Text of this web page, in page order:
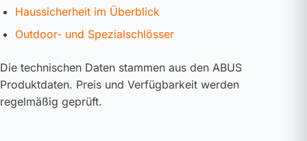
Haussicherheit im Überblick
Outdoor- und Spezialschlösser
Die technischen Daten stammen aus den ABUS
Produktdaten. Preis und Verfügbarkeit werden
regelmäßig geprüft.